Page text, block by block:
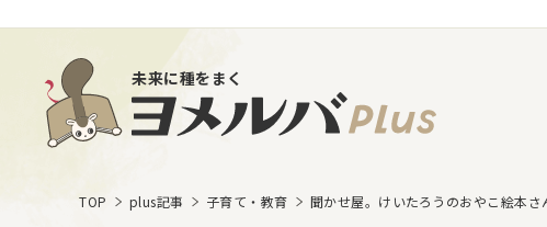
未来に種をまく
TOP plus記事 子育て・教育 聞かせ屋。けいたろうのおやこ絵本さ